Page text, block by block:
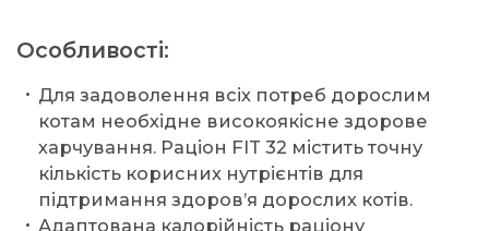
Особливості:
Для задоволення всіх потреб дорослим
котам необхідне високоякісне здорове
харчування. Раціон FIT 32 містить точну
кількість корисних нутрієнтів для
підтримання здоров’я дорослих котів.
Адаптована калорійність раціону